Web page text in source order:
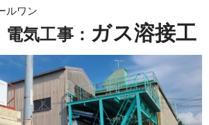
ルワン
気工事： ガス溶接工